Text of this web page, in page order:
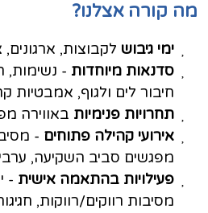
מה קורה אצלנו?
ימי גיבוש לקבוצות, ארגונים,
סדנאות מיוחדות - נשימות,
חיבור לים ולגוף, אמבטיות
תחרויות פנימיות באווירה
אירועי קהילה פתוחים -
מפגשים סביב השקיעה,
פעילויות בהתאמה אישית -
מסיבות רווקים/רווקות,